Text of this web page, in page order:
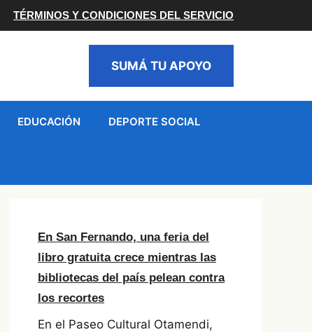
TÉRMINOS Y CONDICIONES DEL SERVICIO
SUMÁ TU APOYO
EDUCACIÓN DEPORTE SOCIAL
En San Fernando, una feria del
libro gratuita crece mientras las
bibliotecas del país pelean contra
los recortes
En el Paseo Cultural Otamendi,